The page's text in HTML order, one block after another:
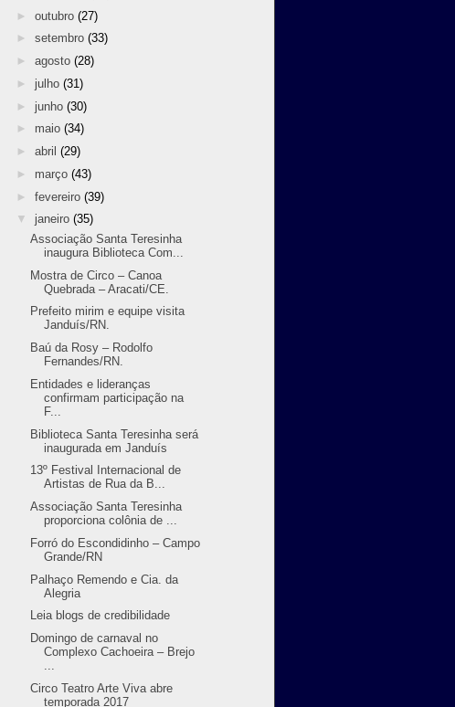
► outubro (27)
► setembro (33)
► agosto (28)
► julho (31)
► junho (30)
► maio (34)
► abril (29)
► março (43)
► fevereiro (39)
▼ janeiro (35)
Associação Santa Teresinha
inaugura Biblioteca Com...
Mostra de Circo – Canoa
Quebrada – Aracati/CE.
Prefeito mirim e equipe visita
Janduís/RN.
Baú da Rosy – Rodolfo
Fernandes/RN.
Entidades e lideranças
confirmam participação na
F...
Biblioteca Santa Teresinha será
inaugurada em Janduís
13º Festival Internacional de
Artistas de Rua da B...
Associação Santa Teresinha
proporciona colônia de ...
Forró do Escondidinho – Campo
Grande/RN
Palhaço Remendo e Cia. da
Alegria
Leia blogs de credibilidade
Domingo de carnaval no
Complexo Cachoeira – Brejo
...
Circo Teatro Arte Viva abre
temporada 2017